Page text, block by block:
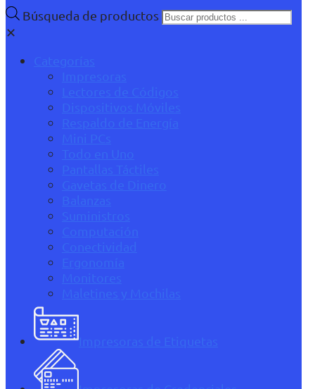
Búsqueda de productos
✕
Categorías
Impresoras
Lectores de Códigos
Dispositivos Móviles
Respaldo de Energía
Mini PCs
Todo en Uno
Pantallas Táctiles
Gavetas de Dinero
Balanzas
Suministros
Computación
Conectividad
Ergonomía
Monitores
Maletines y Mochilas
Impresoras de Etiquetas